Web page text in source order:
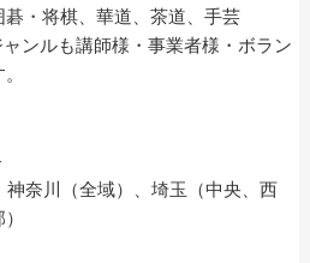
・将棋、華道、茶道、手芸
ンルも講師様・事業者様・ボラン
奈川（全域）、埼玉（中央、西